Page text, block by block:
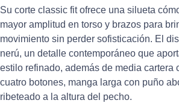
Su corte classic fit ofrece una silueta
mayor amplitud en torso y brazos para
movimiento sin perder sofisticación. El
nerú, un detalle contemporáneo que
estilo refinado, además de media cartera
cuatro botones, manga larga con puño
ribeteado a la altura del pecho.